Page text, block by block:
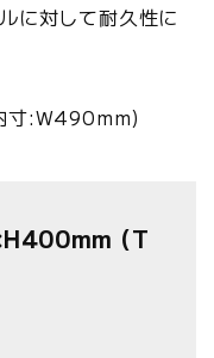
に対して耐久性に
寸:W490mm)
(T